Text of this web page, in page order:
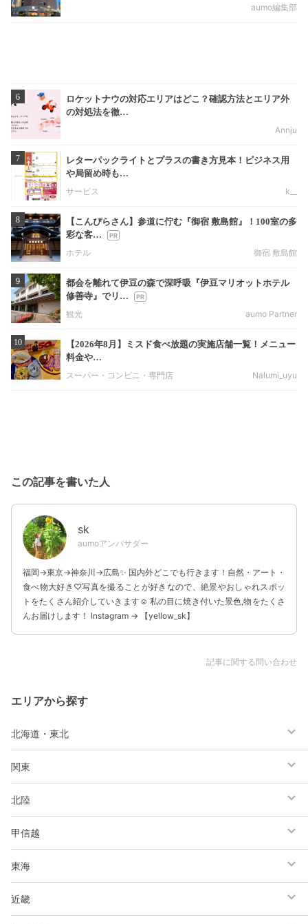
aumo編集部
6
ロケットナウの対応エリアはどこ？確認方法とエリア外
の対処法を徹…
Annju
7
レターパックライトとプラスの書き方見本！ビジネス用
や局留め時も…
サービス
k__
8
【こんぴらさん】参道に佇む『御宿 敷島館』！100室の多
彩な客…
ホテル
御宿 敷島館
9
都会を離れて伊豆の森で深呼吸『伊豆マリオットホテル
修善寺』でリ…
観光
aumo Partner
10
【2026年8月】ミスド食べ放題の実施店舗一覧！メニュー
料金や…
スーパー・コンビニ・専門店
Nalumi_uyu
この記事を書いた人
sk
aumoアンバサダー
福岡→東京→神奈川→広島✨ 国内外どこでも行きます！自然・アート・
食べ物大好き♡写真を撮ることが好きなので、絶景やおしゃれスポッ
トをたくさん紹介していきます☺ 私の目に焼き付いた景色,物をたくさ
んお届けします！ Instagram → 【yellow_sk】
記事に関する問い合わせ
エリアから探す
北海道・東北
関東
北陸
甲信越
東海
近畿